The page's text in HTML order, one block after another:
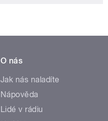
O nás
Jak nás naladíte
Nápověda
Lidé v rádiu